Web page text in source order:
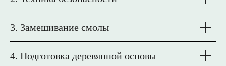
3. Замешивание смолы
4. Подготовка деревянной основы